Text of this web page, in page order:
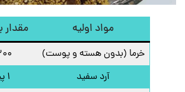
مواد اولیه مقدار
خرما (بدون هسته و پوست)
۳۰۰
آرد سفید
۱ پیمانه